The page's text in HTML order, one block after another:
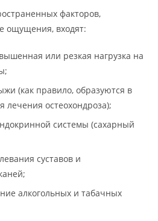
факторов,
ощущения, входят:
или резкая нагрузка на
(как правило, образуются в
лечения остеохондроза);
системы (сахарный
суставов и
алкогольных и табачных